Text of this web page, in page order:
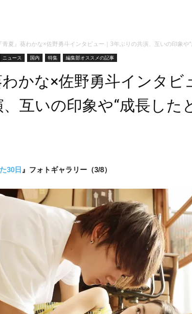
『青夏』葵わかな×佐野勇斗インタビュー｜3年ぶりの共演、互いの印象や
ニュース 国内 特集 編集部オススメの記事
わかな×佐野勇斗インタビ
互いの印象や“成長した
30日 』フォトギャラリー（3/8）